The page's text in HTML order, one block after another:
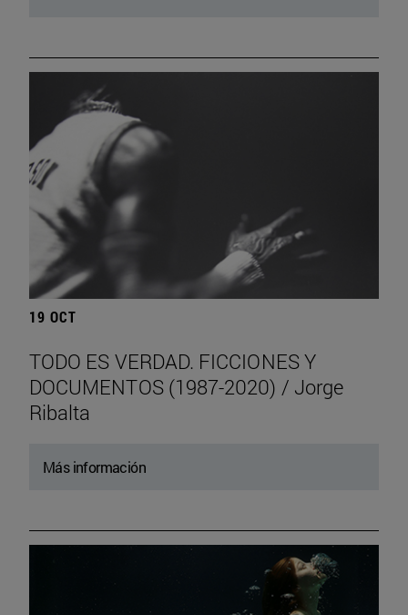
19 OCT
TODO ES VERDAD. FICCIONES Y
DOCUMENTOS (1987-2020) / Jorge
Ribalta
Más información